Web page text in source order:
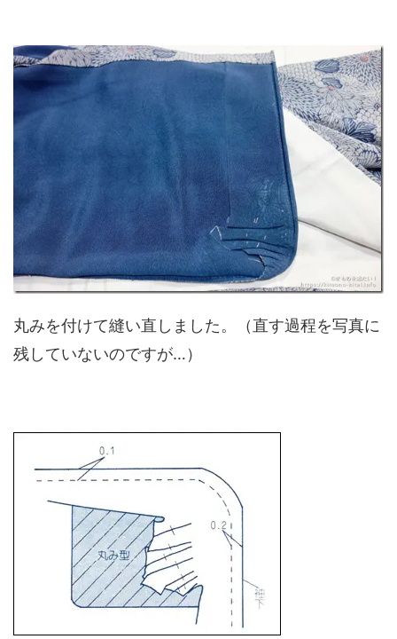
丸みを付けて縫い直しました。（直す過程を写真に
残していないのですが…）